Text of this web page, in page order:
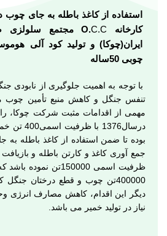
استفاده از کاغذ باطله به جای چوب
کارخانه
O.C.C
مجتمع سلولزی
ایران(چوکا) و تولید کود آلی
چوبی 50ساله
با توجه به اهمیت جلوگیری از نابودی
تنفس جنگل و کاهش منبع تأمین چوب
مهمی از اقدامات مثبت شرکت چوکا، راه
درسال1376
بوده تا ضمن استفاده از کاغذ باطله
جمع آوری کاغذ و کارتن باطله و
ظرفیت اسمی 150000تن
400000تن چوب و قطع درختان
دیگر این اقدام، کاهش مصارف انرژی
نیاز در تولید خمیر می باشد.